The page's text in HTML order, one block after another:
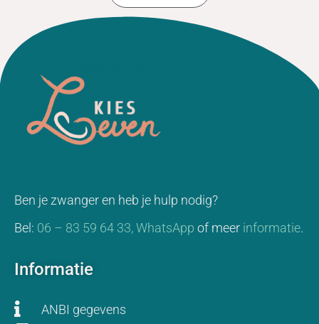
Ben je zwanger en heb je hulp nodig?
Bel: 06 – 83 59 64 33,WhatsApp of meer informatie.
Informatie
ANBI gegevens